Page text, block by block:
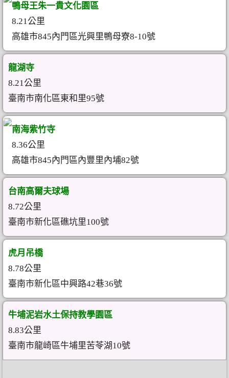
鴨母王朱一貴文化園區
8.21公里
高雄市845內門區光興里鴨母寮8-10號
龍湖寺
8.21公里
臺南市南化區東和里95號
南海紫竹寺
8.36公里
高雄市845內門區內豐里內埔82號
台南高爾夫球場
8.72公里
臺南市新化區礁坑里100號
虎月吊橋
8.78公里
臺南市新化區中興路42巷36號
牛埔泥岩水土保持教學園區
8.83公里
臺南市龍崎區牛埔里苦苓湖10號